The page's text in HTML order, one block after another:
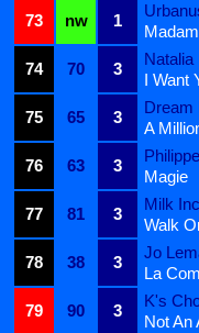
73
nw 1
74
70 3
Natalia
I Want
75
65 3
Dream
A
76
63 3
Magie
77
81 3
Milk
Walk
78
38 3
Jo
La
79
90 3
K's
Not An